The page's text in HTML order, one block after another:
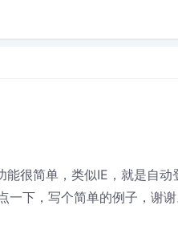
很简单，类似IE，就是自动
下，写个简单的例子，谢谢